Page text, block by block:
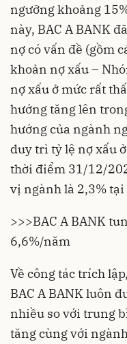
ngưỡng khoảng
này, BAC A BANK
nợ có vấn đề (gồm
khoản nợ xấu –
nợ xấu ở mức rất
hướng tăng lên
hướng của ngành
duy trì tỷ lệ nợ xấu
thời điểm 31/12/
vị ngành là 2,3%
>>>BAC A BANK
6,6%/năm
Về công tác trích
BAC A BANK luôn
nhiều so với trung
tăng cùng với